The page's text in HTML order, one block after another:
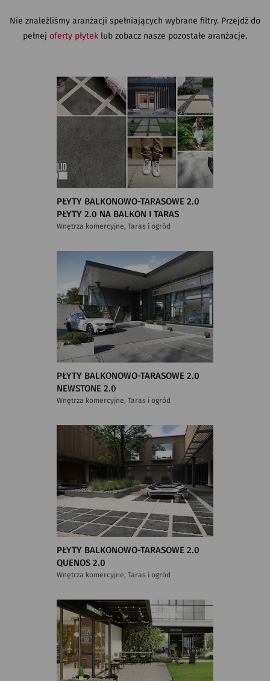
Nie znaleźliśmy aranżacji spełniających wybrane filtry. Przejdź do
pełnej oferty płytek lub zobacz nasze pozostałe aranżacje.
PŁYTY BALKONOWO-TARASOWE 2.0
PŁYTY 2.0 NA BALKON I TARAS
Wnętrza komercyjne, Taras i ogród
PŁYTY BALKONOWO-TARASOWE 2.0
NEWSTONE 2.0
Wnętrza komercyjne, Taras i ogród
PŁYTY BALKONOWO-TARASOWE 2.0
QUENOS 2.0
Wnętrza komercyjne, Taras i ogród